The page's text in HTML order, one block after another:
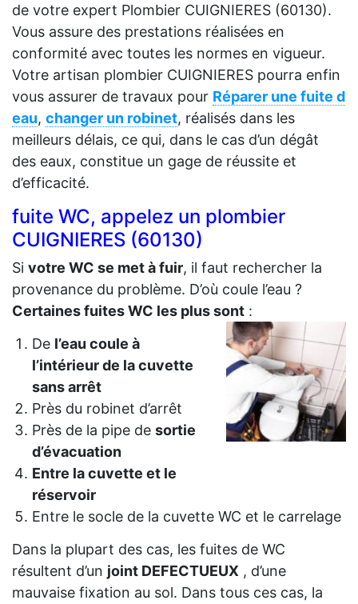
de votre expert Plombier CUIGNIERES (60130).
Vous assure des prestations réalisées en
conformité avec toutes les normes en vigueur.
Votre artisan plombier CUIGNIERES pourra enfin
vous assurer de travaux pour Réparer une fuite d
eau, changer un robinet, réalisés dans les
meilleurs délais, ce qui, dans le cas d’un dégât
des eaux, constitue un gage de réussite et
d’efficacité.
fuite WC, appelez un plombier
CUIGNIERES (60130)
Si votre WC se met à fuir, il faut rechercher la
provenance du problème. D’où coule l’eau ?
Certaines fuites WC les plus sont :
De l’eau coule à
l’intérieur de la cuvette
sans arrêt
Près du robinet d’arrêt
Près de la pipe de sortie
d’évacuation
Entre la cuvette et le
réservoir
Entre le socle de la cuvette WC et le carrelage
Dans la plupart des cas, les fuites de WC
résultent d’un joint DEFECTUEUX , d’une
mauvaise fixation au sol. Dans tous ces cas, la